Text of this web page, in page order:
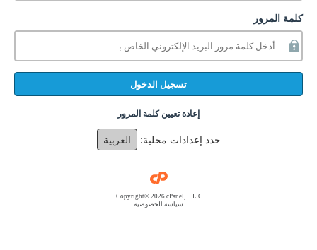
كلمة المرور
تسجيل الدخول
إعادة تعيين كلمة المرور
حدد إعدادات محلية: العربية
Copyright© 2026 cPanel, L.L.C.
سياسة الخصوصية